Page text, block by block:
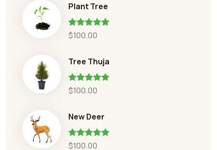
Plant Tree
Rated 5.00
out of 5
$100.00
Tree Thuja
Rated 5.00
out of 5
$100.00
New Deer
Rated 5.00
$100.00